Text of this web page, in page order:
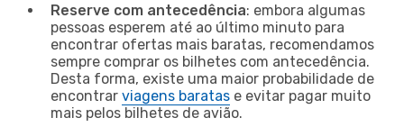
Reserve com antecedência: embora algumas
pessoas esperem até ao último minuto para
encontrar ofertas mais baratas, recomendamos
sempre comprar os bilhetes com antecedência.
Desta forma, existe uma maior probabilidade de
encontrar viagens baratas e evitar pagar muito
mais pelos bilhetes de avião.